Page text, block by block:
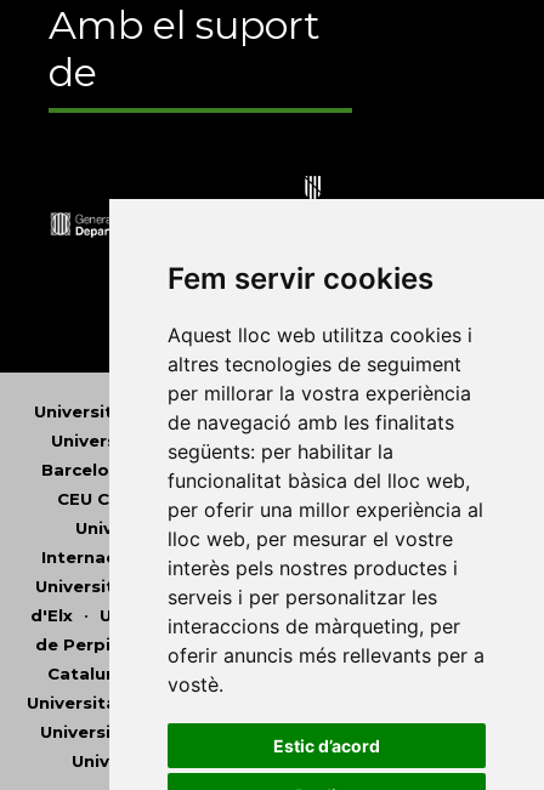
Fem servir cookies
Aquest lloc web utilitza cookies i
altres tecnologies de seguiment
per millorar la vostra experiència
de navegació amb les finalitats
següents: per habilitar la
funcionalitat bàsica del lloc web,
per oferir una millor experiència al
lloc web, per mesurar el vostre
interès pels nostres productes i
serveis i per personalitzar les
interaccions de màrqueting, per
oferir anuncis més rellevants per a
vostè.
Estic d’acord
Amb el suport
de
Universitat Abat Oliba CEU • Universitat d'Alacant
Universitat d'Andorra
•
Universitat Autònoma de
Barcelona
Universitat de Barcelona•
Universitat
CEU Cardenal Herrera
Universitat de Girona
•
Universitat de les Illes Balears
Universitat
Internacional de Catalunya
Universitat Jaume I
Universitat de Lleida•
Universitat Miguel Hernández
d'Elx• Universitat Oberta de Catalunya •
de Perpinyà Via Domitia
Universitat Politècnica de
Catalunya
Universitat Politècnica de València
Universitat Pompeu Fabra
Universitat Rovira i Virgili
•
Universitat de València